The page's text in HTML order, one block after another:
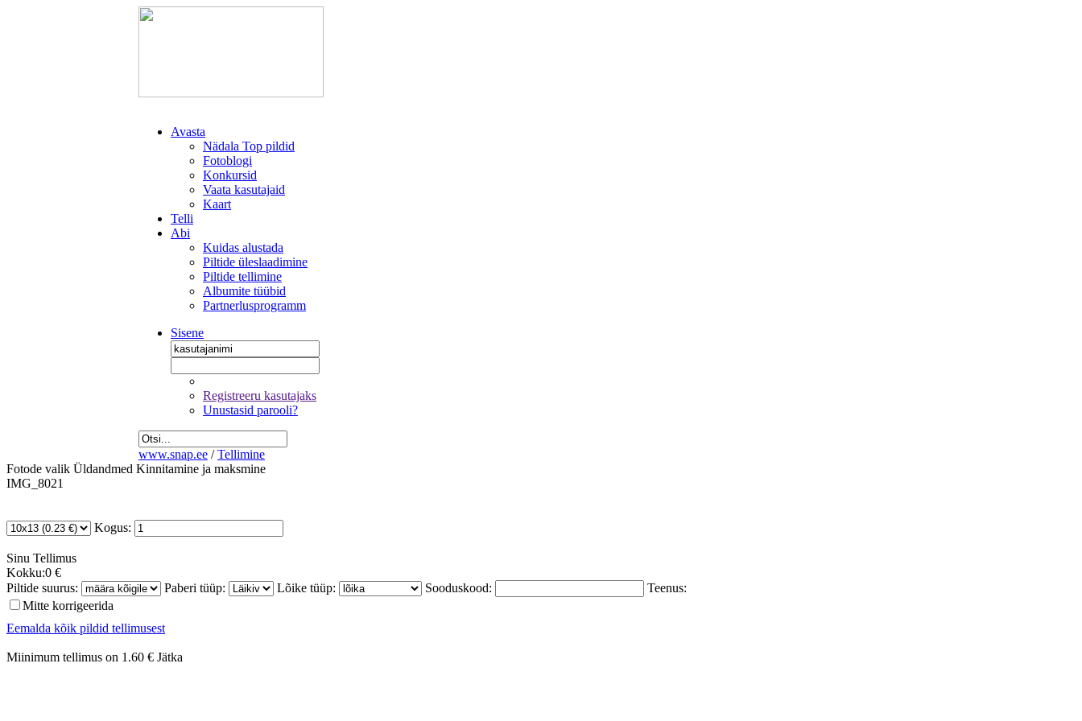
Avasta
Nädala Top pildid
Fotoblogi
Konkursid
Vaata kasutajaid
Kaart
Telli
Abi
Kuidas alustada
Piltide üleslaadimine
Piltide tellimine
Albumite tüübid
Partnerlusprogramm
Sisene
Registreeru kasutajaks
Unustasid parooli?
www.snap.ee / Tellimine
Fotode valik Üldandmed Kinnitamine ja maksmine
IMG_8021
Kogus:
Sinu Tellimus
Kokku:0 €
Piltide suurus:
Paberi tüüp: Lõike tüüp: Sooduskood:
Teenus:
Mitte korrigeerida
Eemalda kõik pildid tellimusest
Miinimum tellimus on 1.60 € Jätka